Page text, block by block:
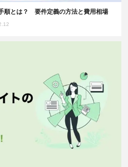
順とは？ 要件定義の方法と費用相場